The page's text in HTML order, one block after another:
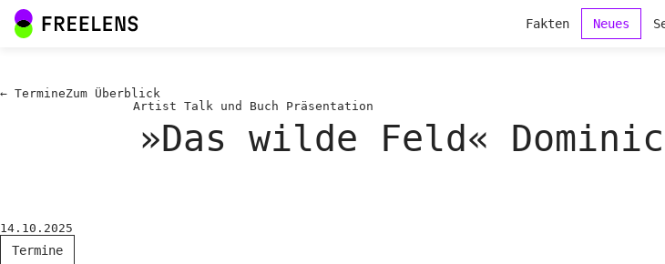
Fakten Neues
← TermineZum Überblick
Artist Talk und Buch Präsentation
»Das wilde Feld«
14.10.2025
Termine